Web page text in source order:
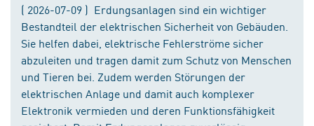
( 2026-07-09 ) Erdungsanlagen sind ein wichtiger
Bestandteil der elektrischen Sicherheit von Gebäuden.
Sie helfen dabei, elektrische Fehlerströme sicher
abzuleiten und tragen damit zum Schutz von Menschen
und Tieren bei. Zudem werden Störungen der
elektrischen Anlage und damit auch komplexer
Elektronik vermieden und deren Funktionsfähigkeit